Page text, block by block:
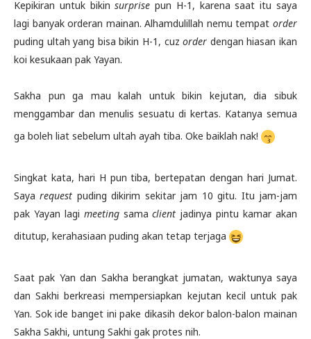
Kepikiran untuk bikinsurprisepun H-1, karena saat itu saya
lagi banyak orderan mainan. Alhamdulillah nemu tempat order
puding ultah yang bisa bikin H-1, cuzorder dengan hiasan ikan
koi kesukaan pak Yayan.
Sakha pun ga mau kalah untuk bikin kejutan, dia sibuk
menggambar dan menulis sesuatu di kertas. Katanya semua
ga boleh liat sebelum ultah ayah tiba. Oke baiklah nak!
Singkat kata, hari H pun tiba, bertepatan dengan hari Jumat.
Sayarequest puding dikirim sekitar jam 10 gitu. Itu jam-jam
pak Yayan lagi meeting samaclient jadinya pintu kamar akan
ditutup, kerahasiaan puding akan tetap terjaga
Saat pak Yan dan Sakha berangkat jumatan, waktunya saya
dan Sakhi berkreasi mempersiapkan kejutan kecil untuk pak
Yan. Sok ide banget ini pake dikasih dekor balon-balon mainan
Sakha Sakhi, untung Sakhi gak protes nih.